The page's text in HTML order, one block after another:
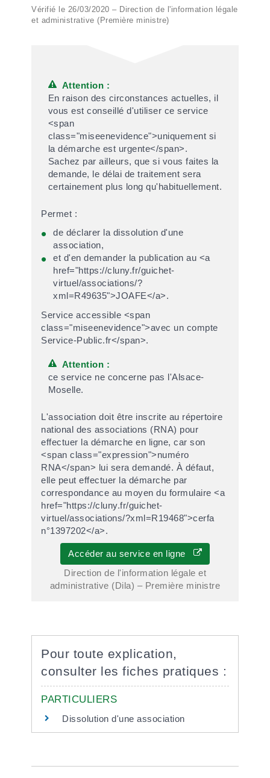
Vérifié le 26/03/2020 – Direction de l'information légale
et administrative (Première ministre)
Attention :
En raison des circonstances actuelles, il
vous est conseillé d'utiliser ce service
<span
class="miseenevidence">uniquement si
la démarche est urgente</span>.
Sachez par ailleurs, que si vous faites la
demande, le délai de traitement sera
certainement plus long qu'habituellement.
Permet :
de déclarer la dissolution d'une
association,
et d'en demander la publication au <a
href="https://cluny.fr/guichet-
virtuel/associations/?
xml=R49635">JOAFE</a>.
Service accessible <span
class="miseenevidence">avec un compte
Service-Public.fr</span>.
Attention :
ce service ne concerne pas l'Alsace-
Moselle.
L'association doit être inscrite au répertoire
national des associations (RNA) pour
effectuer la démarche en ligne, car son
<span class="expression">numéro
RNA</span> lui sera demandé. À défaut,
elle peut effectuer la démarche par
correspondance au moyen du formulaire <a
href="https://cluny.fr/guichet-
virtuel/associations/?xml=R19468">cerfa
n°1397202</a>.
Accéder au service en ligne
Direction de l'information légale et
administrative (Dila) – Première ministre
Pour toute explication,
consulter les fiches pratiques :
PARTICULIERS
Dissolution d'une association